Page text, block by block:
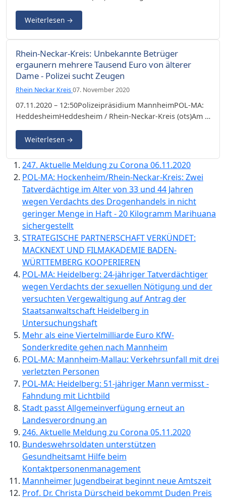
Weiterlesen →
Rhein-Neckar-Kreis: Unbekannte Betrüger
ergaunern mehrere Tausend Euro von älterer
Dame - Polizei sucht Zeugen
Rhein Neckar Kreis07. November 2020
07.11.2020 – 12:50Polizeipräsidium MannheimPOL-MA:
HeddesheimHeddesheim / Rhein-Neckar-Kreis (ots)Am …
Weiterlesen →
247. Aktuelle Meldung zu Corona 06.11.2020
POL-MA: Hockenheim/Rhein-Neckar-Kreis: Zwei
Tatverdächtige im Alter von 33 und 44 Jahren
wegen Verdachts des Drogenhandels in nicht
geringer Menge in Haft - 20 Kilogramm Marihuana
sichergestellt
STRATEGISCHE PARTNERSCHAFT VERKÜNDET:
MACKNEXT UND FILMAKADEMIE BADEN-
WÜRTTEMBERG KOOPERIEREN
POL-MA: Heidelberg: 24-jähriger Tatverdächtiger
wegen Verdachts der sexuellen Nötigung und der
versuchten Vergewaltigung auf Antrag der
Staatsanwaltschaft Heidelberg in
Untersuchungshaft
Mehr als eine Viertelmilliarde Euro KfW-
Sonderkredite gehen nach Mannheim
POL-MA: Mannheim-Mallau: Verkehrsunfall mit drei
verletzten Personen
POL-MA: Heidelberg: 51-jähriger Mann vermisst -
Fahndung mit Lichtbild
Stadt passt Allgemeinverfügung erneut an
Landesverordnung an
246. Aktuelle Meldung zu Corona 05.11.2020
Bundeswehrsoldaten unterstützen
Gesundheitsamt Hilfe beim
Kontaktpersonenmanagement
Mannheimer Jugendbeirat beginnt neue Amtszeit
Prof. Dr. Christa Dürscheid bekommt Duden Preis